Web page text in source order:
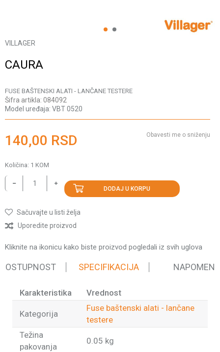
1 2
VILLAGER
CAURA
FUSE BAŠTENSKI ALATI - LANČANE TESTERE
Šifra artikla: 084092
Model uređaja: VBT 0520
140,00 RSD Obavesti me o sniženju
Količina: 1 KOM
DODAJ U KORPU
Sačuvajte u listi želja
Uporedite proizvod
Kliknite na ikonicu kako biste proizvod pogledali iz svih uglova
SPECIFIKACIJA NAPOMENA
Karakteristika Vrednost
Kategorija
Fuse baštenski alati - lančane
testere
Težina
pakovanja
0.05 kg